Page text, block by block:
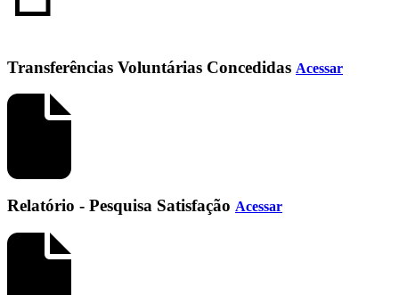
Transferências Voluntárias Concedidas Acessar
Relatório - Pesquisa Satisfação Acessar